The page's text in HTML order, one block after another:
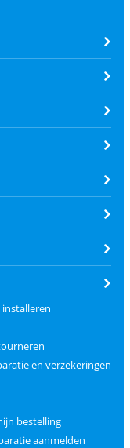
installeren
en verzekeringen
bestelling
aanmelden